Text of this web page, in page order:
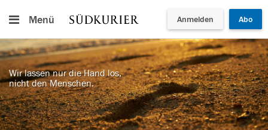
Menü Anmelden Abo
Wir lassen nur die Hand los,
nicht den Menschen.